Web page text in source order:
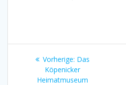
Vorherige: Vorheriger
Beitrag:
Das
Köpenicker
Heimatmuseum